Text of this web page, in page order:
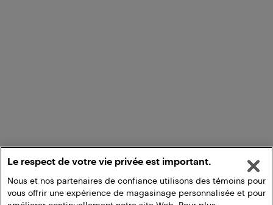
Le respect de votre vie privée est important.
Nous et nos partenaires de confiance utilisons des témoins pour
vous offrir une expérience de magasinage personnalisée et pour